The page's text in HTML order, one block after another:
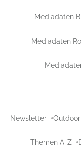
Mediadaten
Mediadaten
Newsletter
Themen A-Z